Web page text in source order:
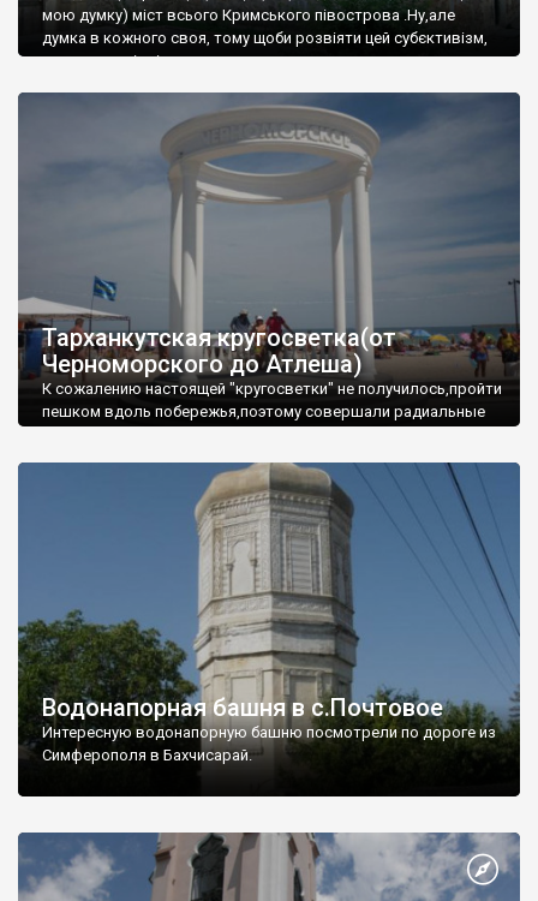
мою думку) міст всього Кримського півострова .Ну,але
думка в кожного своя, тому щоби розвіяти цей субєктивізм,
запрошую відвідати це
Тарханкутская кругосветка(от
Черноморского до Атлеша)
К сожалению настоящей "кругосветки" не получилось,пройти
пешком вдоль побережья,поэтому совершали радиальные
Водонапорная башня в с.Почтовое
Интересную водонапорную башню посмотрели по дороге из
Симферополя в Бахчисарай.